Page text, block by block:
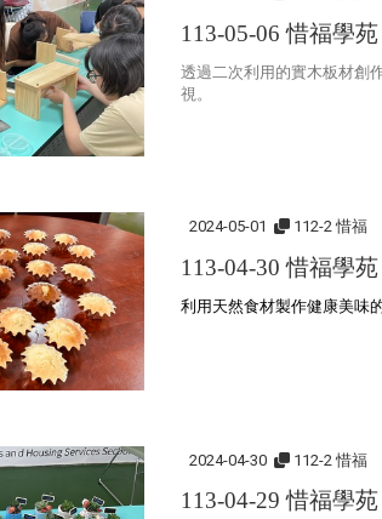
113-05-06 惜福學
透過二次利用的實木板材創
視。
2024-05-01 112-2 惜福
113-04-30 惜福學
利用天然食材製作健康美味
2024-04-30 112-2 惜福
113-04-29 惜福學